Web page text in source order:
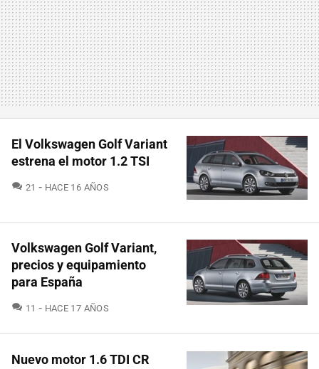
El Volkswagen Golf Variant
estrena el motor 1.2 TSI
21 COMENTARIOS
HACE 16 AÑOS
Volkswagen Golf Variant,
precios y equipamiento
para España
11 COMENTARIOS
HACE 17 AÑOS
Nuevo motor 1.6 TDI CR